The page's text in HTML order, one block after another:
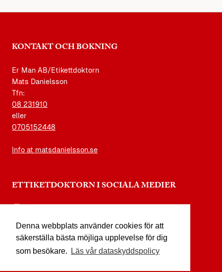
Denna webbplats använder cookies för att
säkerställa bästa möjliga upplevelse för dig
som besökare.
Läs vår dataskyddspolicy
KONTAKT OCH BOKNING
Er Man AB/Etikettdoktorn
Mats Danielsson
Tfn:
08 231910
eller
0705152448
Info at matsdanielsson.se
ETTIKETDOKTORN I SOCIALA MEDIER
facebook.com/etikettdoktorn
youtube.com/etikettdoktorn